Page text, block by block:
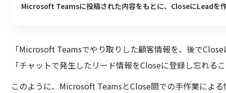
Microsoft Teamsに投稿された内容をもとに、CloseにLeadを
「Microsoft Teamsでやり取りした顧客情報を、後で
「チャットで発生したリード情報をCloseに登録し忘れ
このように、Microsoft TeamsとClose間での手作業によ